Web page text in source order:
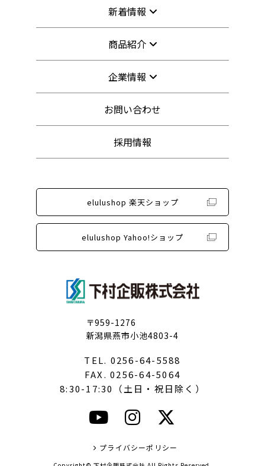
新着情報
商品紹介
企業情報
お問い合わせ
採用情報
elulushop 楽天ショップ
elulushop Yahoo!ショップ
〒959-1276
新潟県燕市小池4803-4
TEL. 0256-64-5588
FAX. 0256-64-5064
8:30-17:30（土日・祝日除く）
プライバシーポリシー